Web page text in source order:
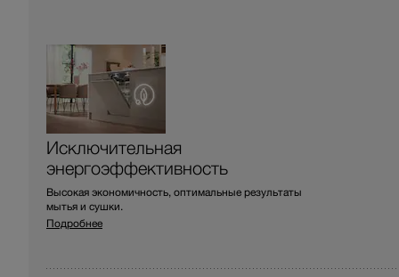
Исключительная
энергоэффективность
Высокая экономичность, оптимальные результаты
мытья и сушки.
Подробнее